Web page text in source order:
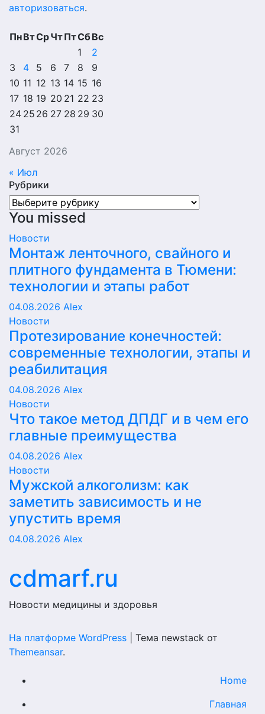
авторизоваться.
Август 2026
ПнВтСрЧтПтСбВс
1
2
3
4 5 6 7 8
9
10 11 12 13 14 15 16
17 18 19 20 21 22 23
24 25 26 27 28 29 30
31
« Июл
Рубрики
Рубрики
You missed
Новости
Монтаж ленточного, свайного и
плитного фундамента в Тюмени:
технологии и этапы работ
04.08.2026 Alex
Новости
Протезирование конечностей:
современные технологии, этапы и
реабилитация
04.08.2026 Alex
Новости
Что такое метод ДПДГ и в чем его
главные преимущества
04.08.2026 Alex
Новости
Мужской алкоголизм: как
заметить зависимость и не
упустить время
04.08.2026 Alex
cdmarf.ru
Новости медицины и здоровья
На платформе WordPress
Тема newstack от
Themeansar.
Home
Главная